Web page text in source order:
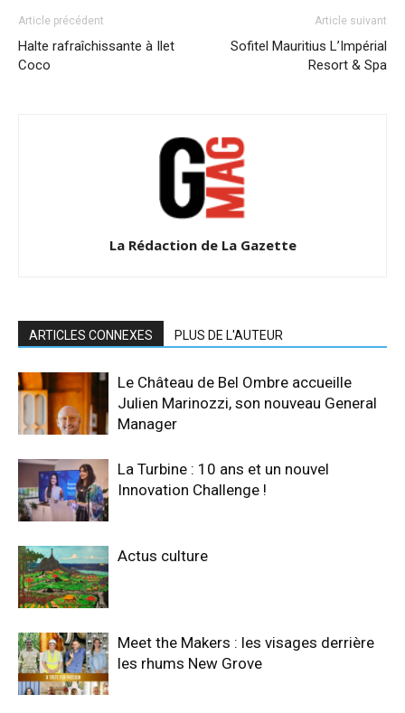
Article précédent
Halte rafraîchissante à Ilet
Coco
Article suivant
Sofitel Mauritius L’Impérial
Resort & Spa
La Rédaction de La Gazette
ARTICLES CONNEXES PLUS DE L'AUTEUR
Le Château de Bel Ombre accueille
Julien Marinozzi, son nouveau General
Manager
La Turbine : 10 ans et un nouvel
Innovation Challenge !
Actus culture
Meet the Makers : les visages derrière
les rhums New Grove